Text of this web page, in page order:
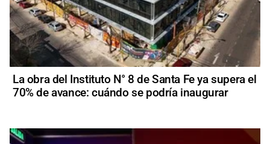
La obra del Instituto N° 8 de Santa Fe ya supera el
70% de avance: cuándo se podría inaugurar